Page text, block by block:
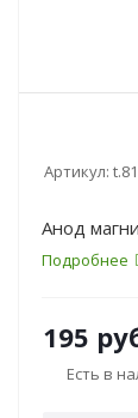
Артикул:
Анод
Подробнее
195
Есть в